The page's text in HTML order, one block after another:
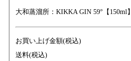
大和蒸溜所：KIKKA GIN 59°【150ml】
お買い上げ金額(税込)
送料(税込)